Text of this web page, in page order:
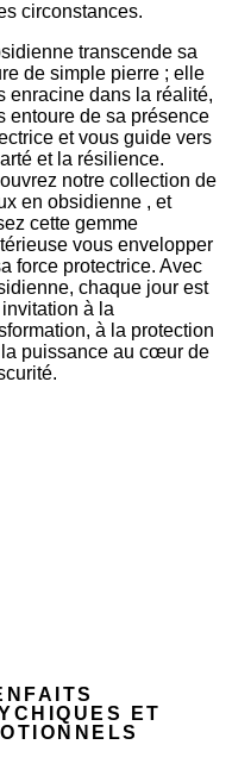
circonstances.
transcende sa
de simple pierre ; elle
enracine dans la réalité,
entoure de sa présence
et vous guide vers
et la résilience.
notre collection de
en obsidienne , et
cette gemme
vous envelopper
force protectrice. Avec
chaque jour est
à la
à la protection
puissance au cœur de
ET